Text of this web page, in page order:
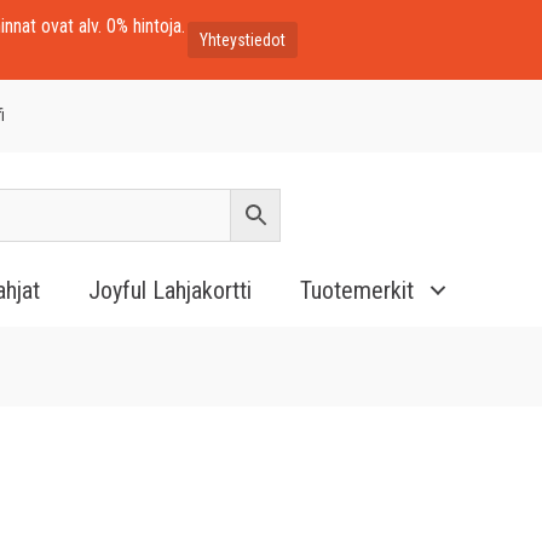
ovat alv. 0% hintoja.
Yhteystiedot
Joyful Lahjakortti Tuotemerkit